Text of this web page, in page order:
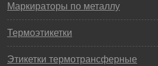
Маркираторы по металлу
Термоэтикетки
Этикетки термотрансферные